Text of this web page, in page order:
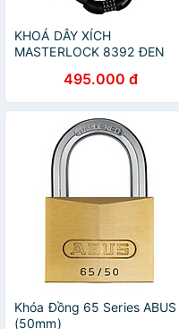
KHOÁ DÂY XÍCH
MASTERLOCK 8392 ĐEN
495.000 đ
Khóa Đồng 65 Series ABUS
(50mm)